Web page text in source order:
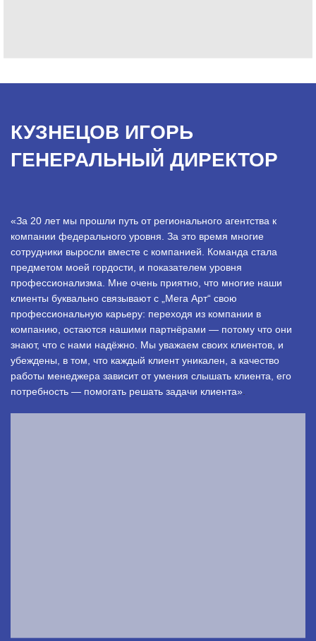
КУЗНЕЦОВ ИГОРЬ
ГЕНЕРАЛЬНЫЙ ДИРЕКТОР
«За 20 лет мы прошли путь от регионального агентства к
компании федерального уровня. За это время многие
сотрудники выросли вместе с компанией. Команда стала
предметом моей гордости, и показателем уровня
профессионализма. Мне очень приятно, что многие наши
клиенты буквально связывают с „Мега Арт“ свою
профессиональную карьеру: переходя из компании в
компанию, остаются нашими партнёрами — потому что они
знают, что с нами надёжно. Мы уважаем своих клиентов, и
убеждены, в том, что каждый клиент уникален, а качество
работы менеджера зависит от умения слышать клиента, его
потребность — помогать решать задачи клиента».